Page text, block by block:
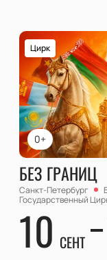
0+
Цирк
БЕЗ ГРАНИЦ
Санкт-Петербург
Государственный
10 СЕНТ